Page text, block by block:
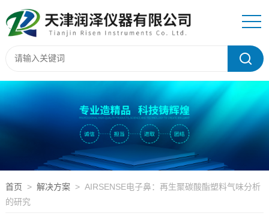
首页 > 解决方案> AIRSENSE电子鼻：再生聚碳酸酯塑料气味分析
的研究